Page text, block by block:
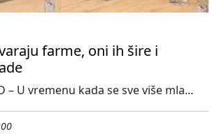
farme, oni ih šire i
– U vremenu kada se sve više mla...